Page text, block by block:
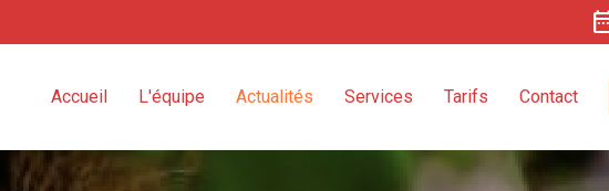
Accueil L'équipe Actualités Services Tarifs Contact